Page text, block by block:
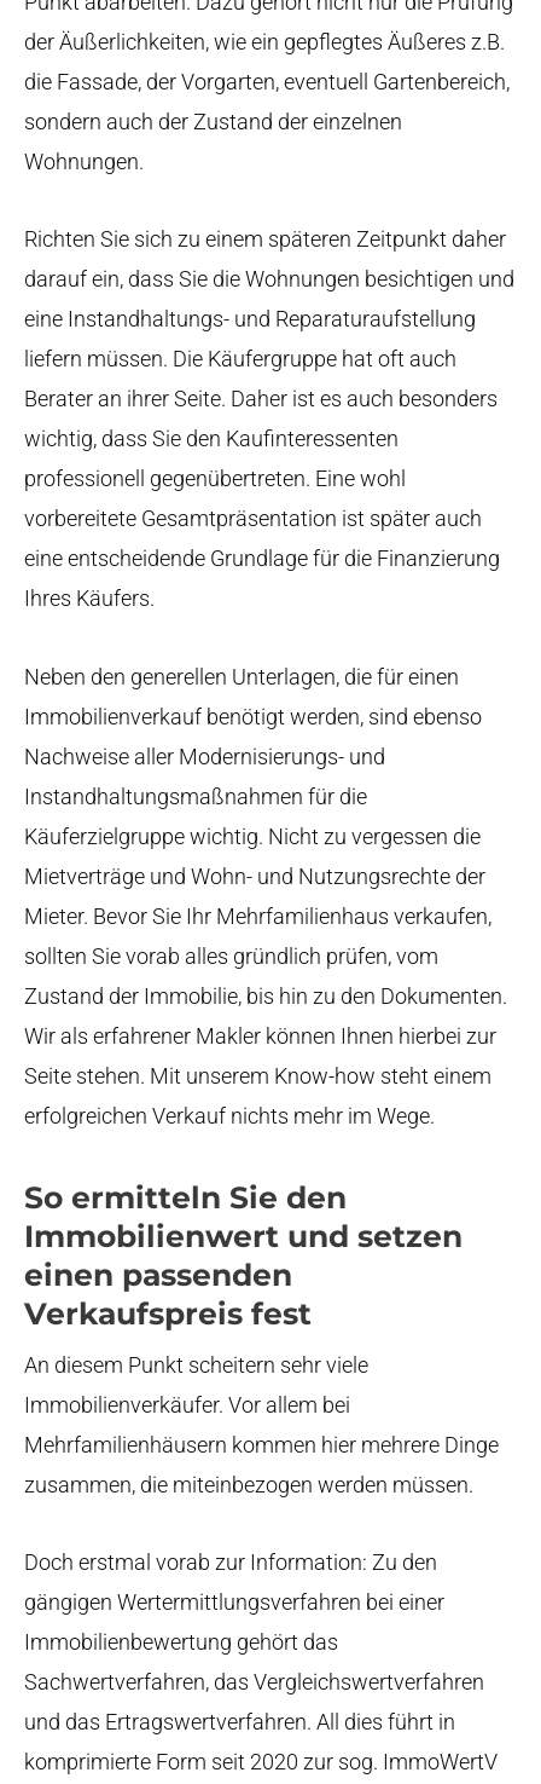
der Äußerlichkeiten, wie ein gepflegtes Äußeres z.B.
die Fassade, der Vorgarten, eventuell Gartenbereich,
sondern auch der Zustand der einzelnen
Wohnungen.
Richten Sie sich zu einem späteren Zeitpunkt daher
darauf ein, dass Sie die Wohnungen besichtigen und
eine Instandhaltungs- und Reparaturaufstellung
liefern müssen. Die Käufergruppe hat oft auch
Berater an ihrer Seite. Daher ist es auch besonders
wichtig, dass Sie den Kaufinteressenten
professionell gegenübertreten. Eine wohl
vorbereitete Gesamtpräsentation ist später auch
eine entscheidende Grundlage für die Finanzierung
Ihres Käufers.
Neben den generellen Unterlagen, die für einen
Immobilienverkauf benötigt werden, sind ebenso
Nachweise aller Modernisierungs- und
Instandhaltungsmaßnahmen für die
Käuferzielgruppe wichtig. Nicht zu vergessen die
Mietverträge und Wohn- und Nutzungsrechte der
Mieter. Bevor Sie Ihr Mehrfamilienhaus verkaufen,
sollten Sie vorab alles gründlich prüfen, vom
Zustand der Immobilie, bis hin zu den Dokumenten.
Wir als erfahrener Makler können Ihnen hierbei zur
Seite stehen. Mit unserem Know-how steht einem
erfolgreichen Verkauf nichts mehr im Wege.
So ermitteln Sie den
Immobilienwert und setzen
einen passenden
Verkaufspreis fest
An diesem Punkt scheitern sehr viele
Immobilienverkäufer. Vor allem bei
Mehrfamilienhäusern kommen hier mehrere Dinge
zusammen, die miteinbezogen werden müssen.
Doch erstmal vorab zur Information: Zu den
gängigen Wertermittlungsverfahren bei einer
Immobilienbewertung gehört das
Sachwertverfahren, das Vergleichswertverfahren
und das Ertragswertverfahren. All dies führt in
komprimierte Form seit 2020 zur sog. ImmoWertV